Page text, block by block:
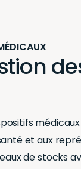
médicaux
et aux
de stocks